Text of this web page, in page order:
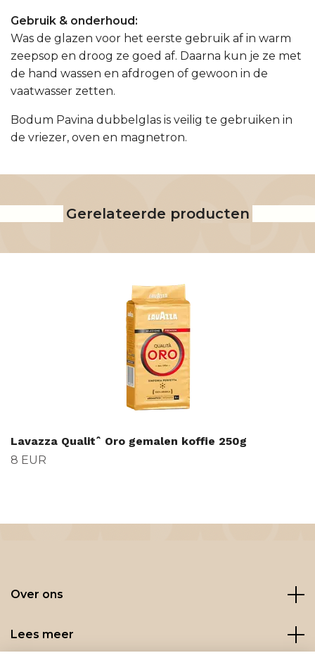
Gebruik & onderhoud:
Was de glazen voor het eerste gebruik af in warm
zeepsop en droog ze goed af. Daarna kun je ze met
de hand wassen en afdrogen of gewoon in de
vaatwasser zetten.
Bodum Pavina dubbelglas is veilig te gebruiken in
de vriezer, oven en magnetron.
Gerelateerde producten
Lavazza Qualitˆ Oro gemalen koffie 250g
8 EUR
Over ons
Lees meer